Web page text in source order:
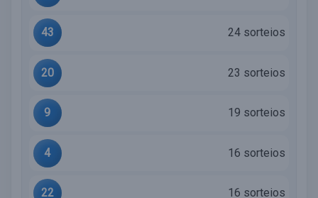
43 24 sorteios
20 23 sorteios
9 19 sorteios
4 16 sorteios
22 16 sorteios